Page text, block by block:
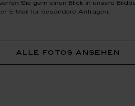
Sie gern einen Blick in unsere
E‑Mail für besondere Anfragen.
alle fotos ansehen